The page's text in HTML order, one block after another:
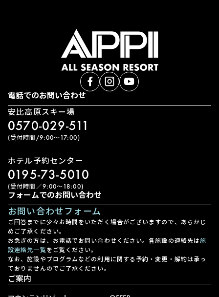
電話でのお問い合わせ
安比高原スキー場
0570-029-511
(受付時間/9:00〜17:00)
ホテル予約センター
0195-73-5010
(受付時間／9:00〜18:00)
フォームでのお問い合わせ
お問い合わせフォーム
ご回答までに少々お時間をいただく場合がございますので、あらかじ
めご了承ください。
お急ぎの方は、お電話でお問い合わせください。各施設の連絡先は施
設連絡先一覧をご覧ください。
なお、施設やプログラムなどの利用に関する予約・変更・解約は承っ
ておりませんのでご了承ください。
ご案内